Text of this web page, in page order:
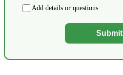
Add details or questions
Submit